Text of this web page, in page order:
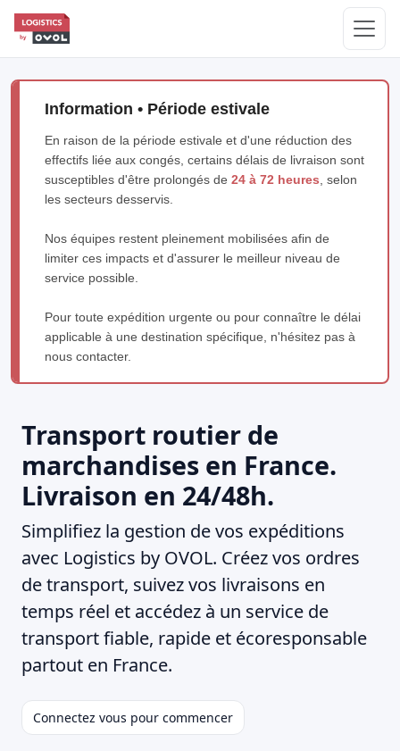
Information • Période estivale
En raison de la période estivale et d'une réduction des
effectifs liée aux congés, certains délais de livraison sont
susceptibles d'être prolongés de 24 à 72 heures , selon
les secteurs desservis.
Nos équipes restent pleinement mobilisées afin de
limiter ces impacts et d'assurer le meilleur niveau de
service possible.
Pour toute expédition urgente ou pour connaître le délai
applicable à une destination spécifique, n'hésitez pas à
nous contacter.
Transport routier de
marchandises en France.
Livraison en 24/48h.
Simplifiez la gestion de vos expéditions
avec Logistics by OVOL. Créez vos ordres
de transport, suivez vos livraisons en
temps réel et accédez à un service de
transport fiable, rapide et écoresponsable
partout en France.
Connectez vous pour commencer